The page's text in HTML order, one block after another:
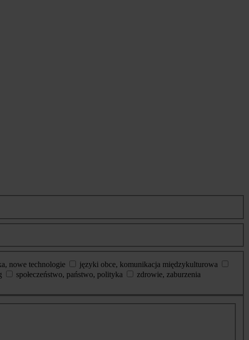
nowe technologie
języki obce, komunikacja międzykulturowa
społeczeństwo, państwo, polityka
zdrowie, zaburzenia